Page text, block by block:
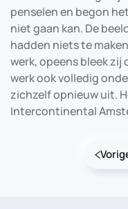
penselen en begon
niet gaan kan. De
hadden niets te
werk, opeens bleek
werk ook volledig
zichzelf opnieuw uit.
Intercontinental